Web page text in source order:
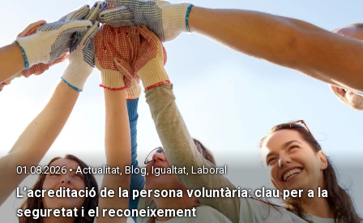
L’acreditació de la persona voluntària: clau per a la
seguretat i el reconeixement
01.08.2026 • Actualitat, Blog, Igualtat, Laboral